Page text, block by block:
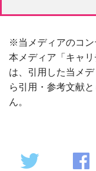
※当メディアのコン
本メディア「キャ
は、引用した当メ
ら引用・参考文献
ん。